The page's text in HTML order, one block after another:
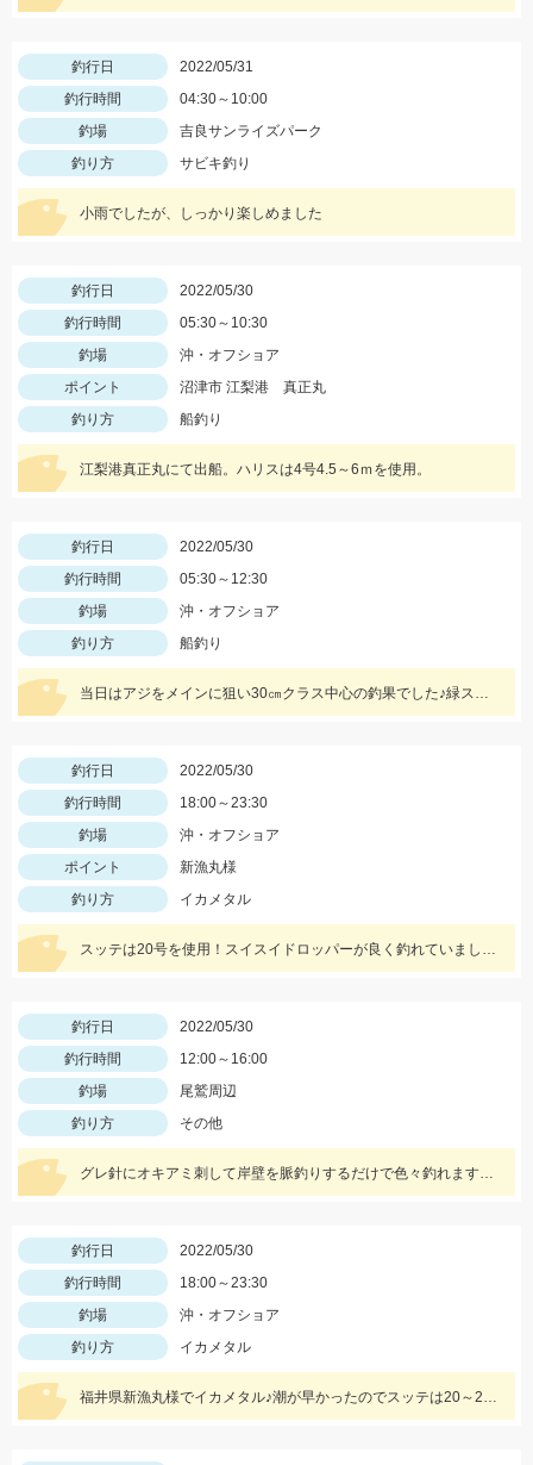
釣行日
2022/05/31
釣行時間
04:30～10:00
釣場
吉良サンライズパーク
釣り方
サビキ釣り
小雨でしたが、しっかり楽しめました
釣行日
2022/05/30
釣行時間
05:30～10:30
釣場
沖・オフショア
ポイント
沼津市 江梨港 真正丸
釣り方
船釣り
江梨港真正丸にて出船。ハリスは4号4.5～6ｍを使用。
釣行日
2022/05/30
釣行時間
05:30～12:30
釣場
沖・オフショア
釣り方
船釣り
当日はアジをメインに狙い30㎝クラス中心の釣果でした♪緑スキンが一番反応が良く連掛けもありましたよ♪
釣行日
2022/05/30
釣行時間
18:00～23:30
釣場
沖・オフショア
ポイント
新漁丸様
釣り方
イカメタル
スッテは20号を使用！スイスイドロッパーが良く釣れていましたよ～
釣行日
2022/05/30
釣行時間
12:00～16:00
釣場
尾鷲周辺
釣り方
その他
グレ針にオキアミ刺して岸壁を脈釣りするだけで色々釣れますよ♪
釣行日
2022/05/30
釣行時間
18:00～23:30
釣場
沖・オフショア
釣り方
イカメタル
福井県新漁丸様でイカメタル♪潮が早かったのでスッテは20～25号を使用。カラーは明るめが良かったです。